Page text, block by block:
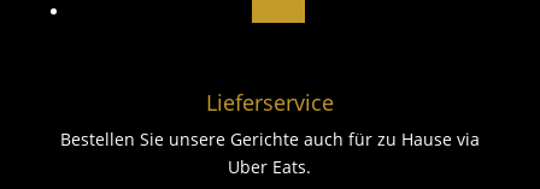
Lieferservice
Bestellen Sie unsere Gerichte auch für zu Hause via
Uber Eats.